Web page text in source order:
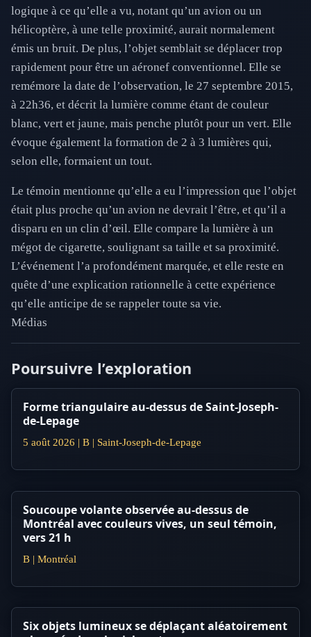
logique à ce qu’elle a vu, notant qu’un avion ou un
hélicoptère, à une telle proximité, aurait normalement
émis un bruit. De plus, l’objet semblait se déplacer trop
rapidement pour être un aéronef conventionnel. Elle se
remémore la date de l’observation, le 27 septembre 2015,
à 22h36, et décrit la lumière comme étant de couleur
blanc, vert et jaune, mais penche plutôt pour un vert. Elle
évoque également la formation de 2 à 3 lumières qui,
selon elle, formaient un tout.
Le témoin mentionne qu’elle a eu l’impression que l’objet
était plus proche qu’un avion ne devrait l’être, et qu’il a
disparu en un clin d’œil. Elle compare la lumière à un
mégot de cigarette, soulignant sa taille et sa proximité.
L’événement l’a profondément marquée, et elle reste en
quête d’une explication rationnelle à cette expérience
qu’elle anticipe de se rappeler toute sa vie.
Médias
Poursuivre l’exploration
Forme triangulaire au-dessus de Saint-Joseph-
de-Lepage
5 août 2026 | B | Saint-Joseph-de-Lepage
Soucoupe volante observée au-dessus de
Montréal avec couleurs vives, un seul témoin,
vers 21 h
B | Montréal
Six objets lumineux se déplaçant aléatoirement